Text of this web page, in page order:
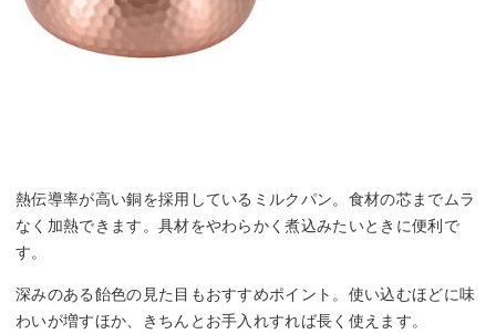
熱伝導率が高い銅を採用しているミルクパン。食材の芯までムラ
なく加熱できます。具材をやわらかく煮込みたいときに便利で
す。
深みのある飴色の見た目もおすすめポイント。使い込むほどに味
わいが増すほか、きちんとお手入れすれば長く使えます。